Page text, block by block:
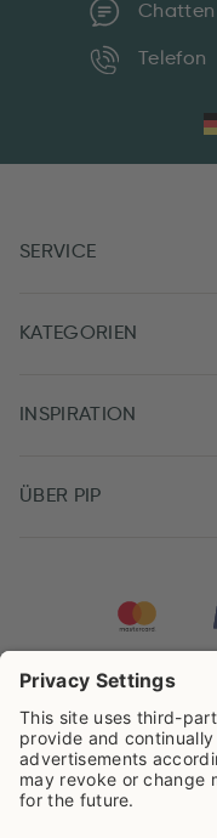
Chatten
Telefon
SERVICE
KATEGORIEN
INSPIRATION
ÜBER PIP